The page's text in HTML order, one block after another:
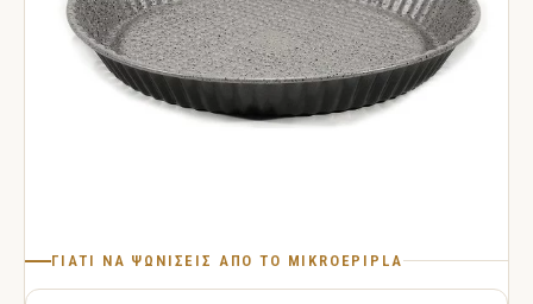
ΓΙΑΤΊ ΝΑ ΨΩΝΊΣΕΙΣ ΑΠΌ ΤΟ MIKROEPIPLA